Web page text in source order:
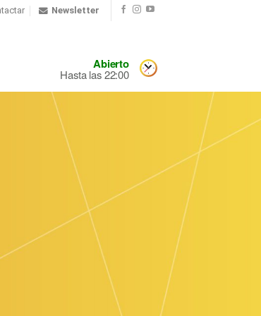
Newsletter
Abierto
Hasta las 22:00